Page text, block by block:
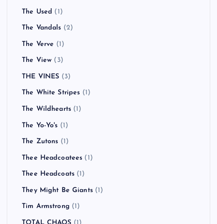
The Used (1)
The Vandals (2)
The Verve (1)
The View (3)
THE VINES (3)
The White Stripes (1)
The Wildhearts (1)
The Yo-Yo's (1)
The Zutons (1)
Thee Headcoatees (1)
Thee Headcoats (1)
They Might Be Giants(1)
Tim Armstrong (1)